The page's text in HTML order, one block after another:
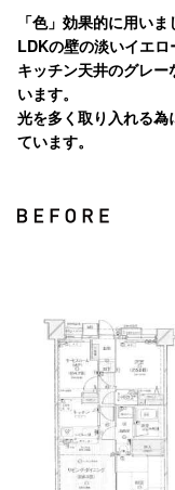
「色」効果的に用いま
LDKの壁の淡いイエロ
キッチン天井のグレ
います。
光を多く取り入れる
ています。